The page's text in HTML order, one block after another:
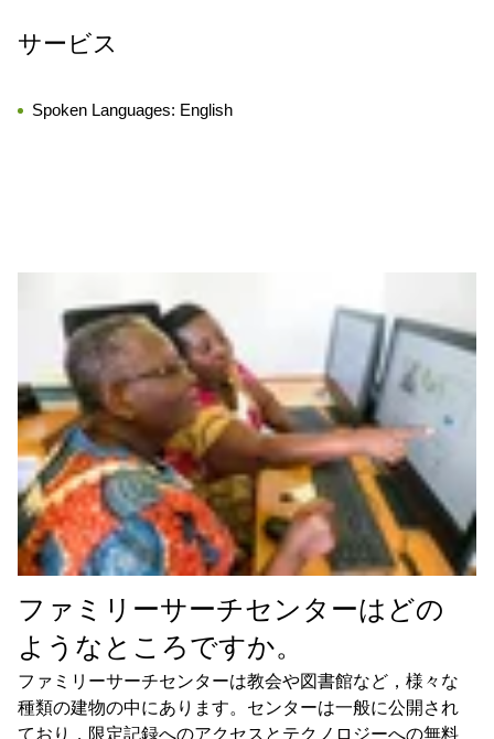
サービス
Spoken Languages: English
ファミリーサーチセンターはどの
ようなところですか。
ファミリーサーチセンターは教会や図書館など，様々な
種類の建物の中にあります。センターは一般に公開され
ており，限定記録へのアクセスとテクノロジーへの無料